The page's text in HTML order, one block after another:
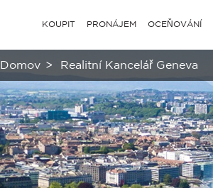
KOUPIT PRONÁJEM OCEŇOVÁNÍ
Domov > Realitní Kancelář Geneva